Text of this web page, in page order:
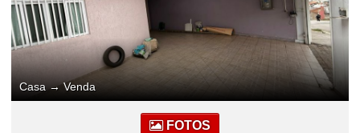
Casa→Venda
FOTOS